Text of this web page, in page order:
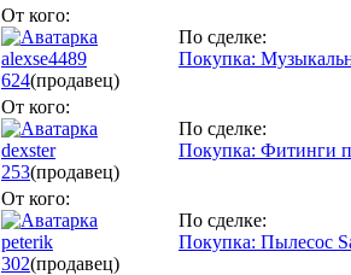
От кого:
alexse4489
624(продавец)
По сделке:
Покупка:
От кого:
dexster
253(продавец)
По сделке:
Покупка: Фитинги
От кого:
peterik
302(продавец)
По сделке:
Покупка: Пылесос